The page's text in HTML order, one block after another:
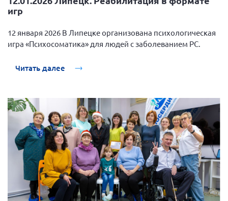
игр
12 января 2026 В Липецке организована психологическая
игра «Психосоматика» для людей с заболеванием РС.
Читать далее